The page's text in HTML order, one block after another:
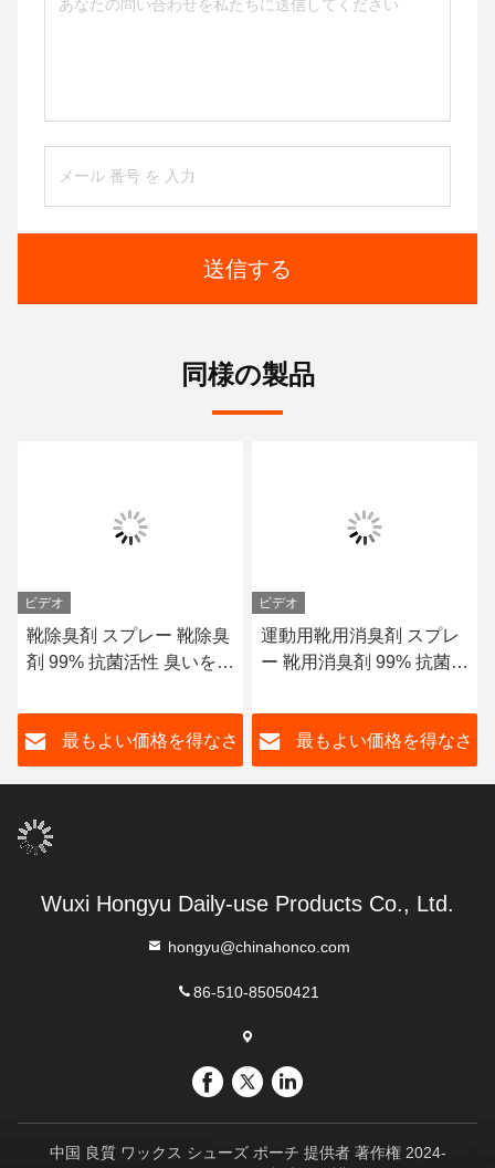
送信する
同様の製品
ビデオ
靴除臭剤 スプレー 靴除臭
剤 99% 抗菌活性 臭いを消
最もよい価格を得なさ
ビデオ
運動用靴用消臭剤 スプレ
ー 靴用消臭剤 99% 抗菌活
最もよい価格を得なさ
Wuxi Hongyu Daily-use Products Co., Ltd.
hongyu@chinahonco.com
86-510-85050421
中国 良質 ワックス シューズ ポーチ 提供者 著作権 2024-